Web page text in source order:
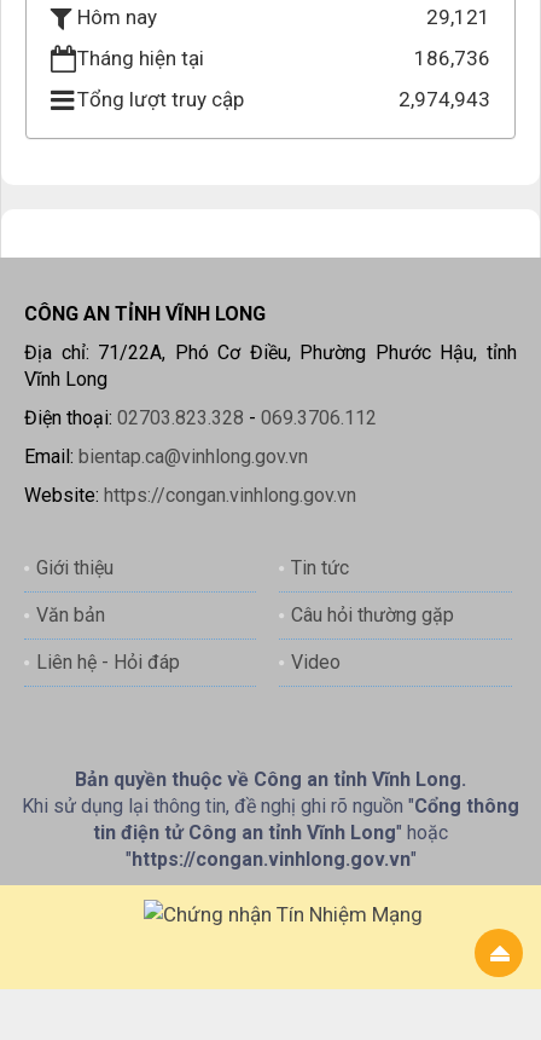
Hôm nay
29,121
Tháng hiện tại
186,736
Tổng lượt truy cập
2,974,943
CÔNG AN TỈNH VĨNH LONG
Địa chỉ: 71/22A, Phó Cơ Điều, Phường Phước Hậu, tỉnh
Vĩnh Long
Điện thoại: 02703.823.328 - 069.3706.112
Email: bientap.ca@vinhlong.gov.vn
Website: https://congan.vinhlong.gov.vn
Giới thiệu Tin tức
Văn bản Câu hỏi thường gặp
Liên hệ - Hỏi đáp Video
Bản quyền thuộc về Công an tỉnh Vĩnh Long.
Khi sử dụng lại thông tin, đề nghị ghi rõ nguồn "Cổng thông
tin điện tử Công an tỉnh Vĩnh Long" hoặc
"https://congan.vinhlong.gov.vn"